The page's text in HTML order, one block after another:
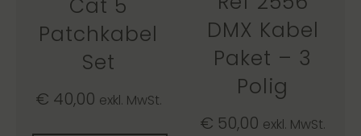
Cat 5
Patchkabel
Set
€ 40,00 exkl. MwSt.
DMX Kabel
Paket – 3
Polig
€ 50,00 exkl. MwSt.